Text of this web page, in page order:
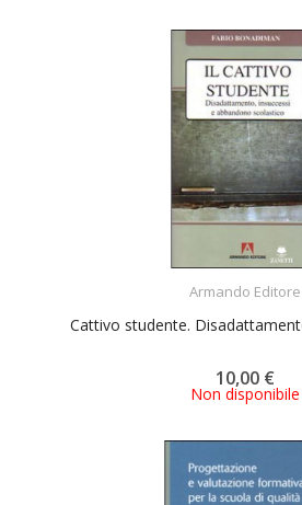
Armando Editore
Cattivo studente.
10,00 €
Non disponibile